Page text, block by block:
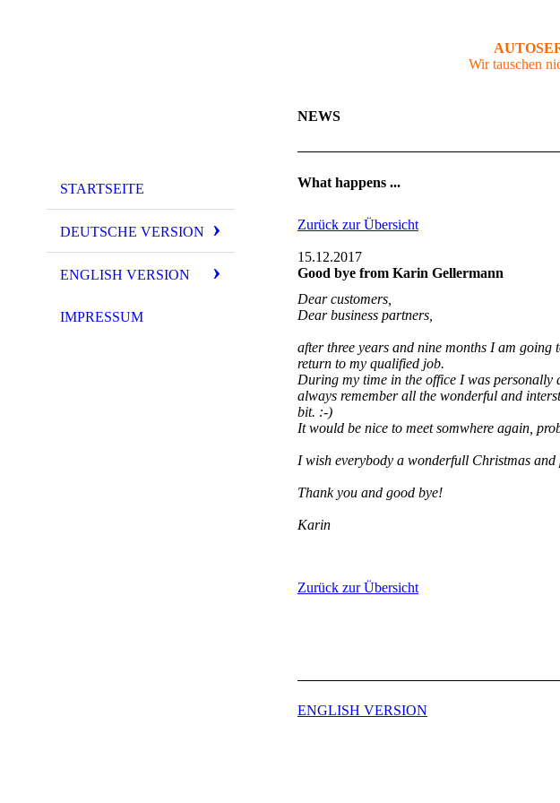
STARTSEITE
DEUTSCHE VERSION
ENGLISH VERSION
IMPRESSUM
Wir tauschen
NEWS
What happens ...
Zurück zur Übersicht
15.12.2017
Good bye from Karin Gellermann
Dear customers,
Dear business partners,
after three years and nine months I am
return to my qualified job.
During my time in the office I was
always remember all the wonderful and
bit. :-)
It would be nice to meet somwhere again,
I wish everybody a wonderfull Christmas
Thank you and good bye!
Karin
Zurück zur Übersicht
ENGLISH VERSION